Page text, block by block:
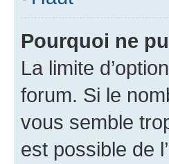
Pourquoi ne
La limite
forum. Si le
vous semble
est possible de